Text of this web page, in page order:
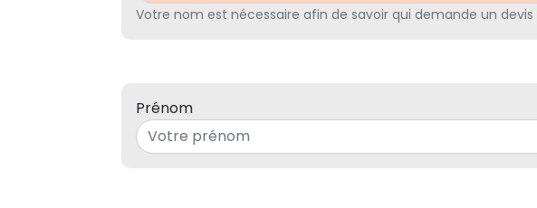
Votre nom est nécessaire afin de savoir qui demande un devis
Prénom